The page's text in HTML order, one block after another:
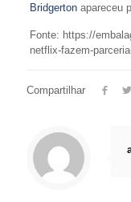
Bridgertonapareceu
Fonte: https://
netflix-fazem-
Compartilhar